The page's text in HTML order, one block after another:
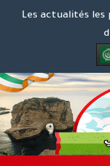
Les actualités